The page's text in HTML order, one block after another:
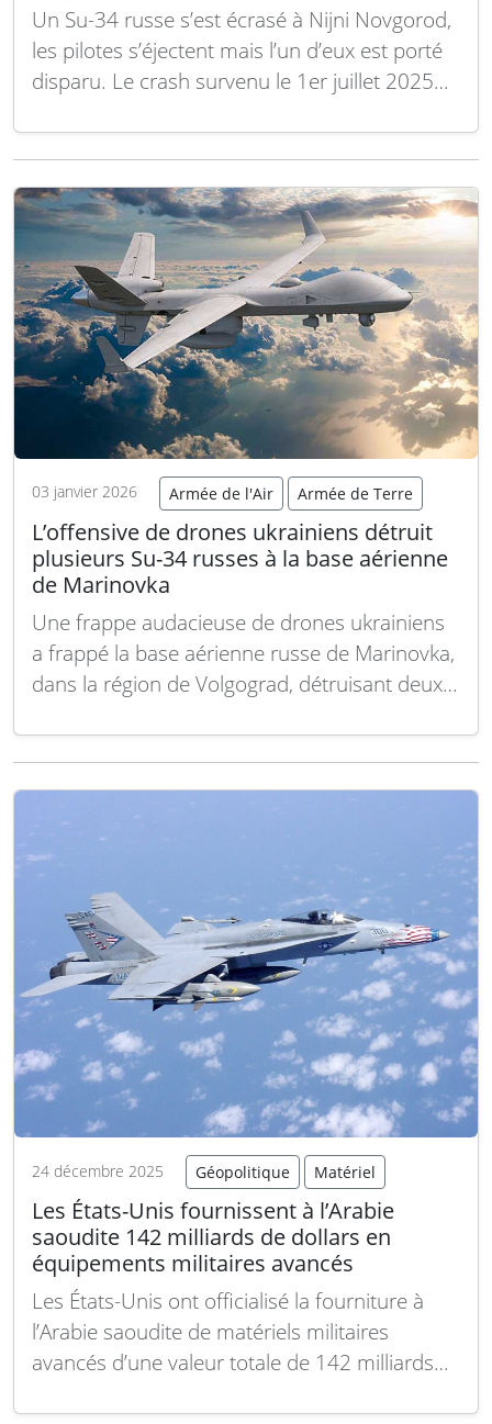
Un Su-34 russe s’est écrasé à Nijni Novgorod,
les pilotes s’éjectent mais l’un d’eux est porté
disparu. Le crash survenu le 1er juillet 2025
questions sur l’état de la force aérienne russe,
manque toujours à…Lire la suite
03 janvier 2026 Armée de l'Air Armée de Terre
L’offensive de drones ukrainiens détruit
plusieurs Su-34 russes à la base aérienne
de Marinovka
Une frappe audacieuse de drones ukrainiens
a frappé la base aérienne russe de Marinovka,
dans la région de Volgograd, détruisant deux
autres. Cette attaque met en lumière les
modernes de guerre,…
24 décembre 2025 Géopolitique Matériel
Les États-Unis fournissent à l’Arabie
saoudite 142 milliards de dollars en
équipements militaires avancés
Les États-Unis ont officialisé la fourniture à
l’Arabie saoudite de matériels militaires
avancés d’une valeur totale de 142 milliards